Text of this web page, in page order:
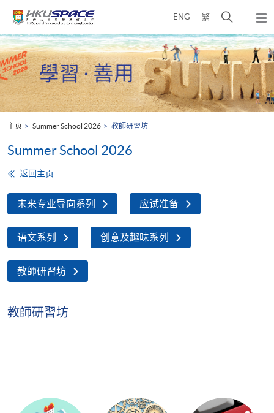
content
ENG 繁
开
搜
寻
介
面
弹
出
主
菜
单
Main
content
start
主页 Summer School 2026 教師研習坊
Summer School 2026
返回主页
未来专业导向系列 应试准备
语文系列 创意及趣味系列
教師研習坊
教師研習坊